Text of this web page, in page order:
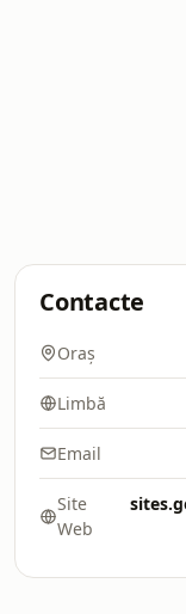
Contacte
Oraș
Limbă
Email
Site
Web